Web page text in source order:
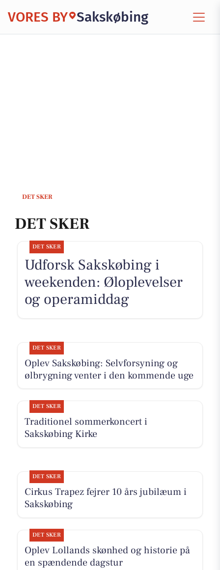
VORES BY Sakskøbing
DET SKER
DET SKER
DET SKER
Udforsk Sakskøbing i
weekenden: Øloplevelser
og operamiddag
DET SKER
Oplev Sakskøbing: Selvforsyning og
ølbrygning venter i den kommende uge
DET SKER
Traditionel sommerkoncert i
Sakskøbing Kirke
DET SKER
Cirkus Trapez fejrer 10 års jubilæum i
Sakskøbing
DET SKER
Oplev Lollands skønhed og historie på
en spændende dagstur